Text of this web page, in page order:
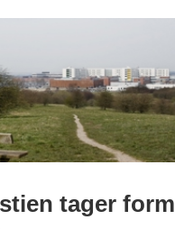
tager form